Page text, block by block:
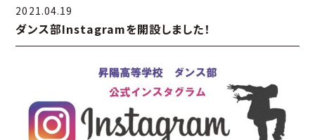
2021.04.19
ダンス部Instagramを開設しました！